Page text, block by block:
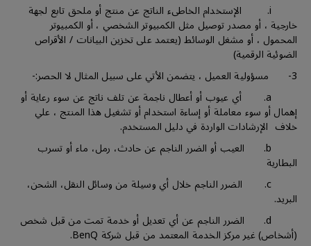
i. الإستخدام الخاطىء الناتج عن منتج أو ملحق تابع لجهة
خارجية ، أو مصدر توصيل مثل الكمبيوتر الشخصي ، أو الكمبيوتر
المحمول ، أو مشغل الوسائط (يعتمد على تخزين البيانات / الأقراص
الضوئية الرقمية)
3- مسؤولية العميل ، يتضمن الأتي على سبيل المثال لا الحصر:-
a. أي عيوب أو أعطال ناجمة عن تلف ناتج عن سوء رعاية أو
إهمال أو سوء معاملة أو إساءة استخدام أو تشغيل هذا المنتج ، علي
خلاف الإرشادات الواردة في دليل المستخدم.
b. العيب أو الضرر الناجم عن حادث، رمل، ماء أو تسرب
البطارية
c. الضرر الناجم خلال أي وسيلة من وسائل النقل، الشحن،
البريد.
d. الضرر الناجم عن أي تعديل أو خدمة تمت من قبل شخص
(أشخاص) غير مركز الخدمة المعتمد من قبل شركة BenQ.